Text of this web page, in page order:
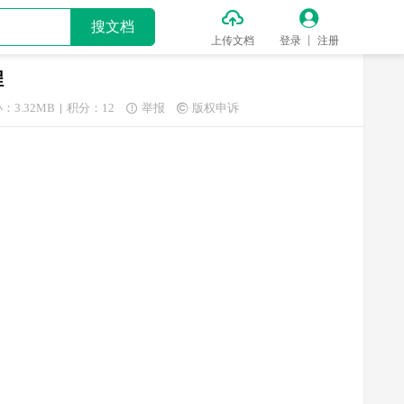
搜文档 
上传文档

登录 注册
：3.32MB 积分：12  举报  版权申诉